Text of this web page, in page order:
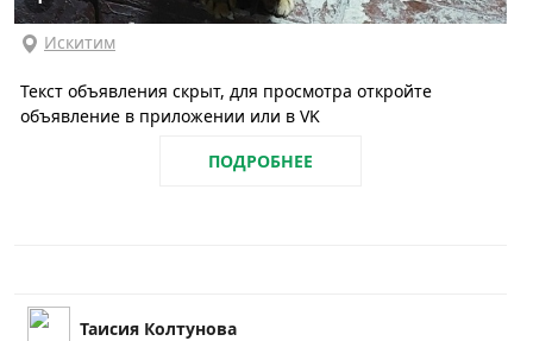
Искитим
Текст объявления скрыт, для просмотра откройте
объявление в приложении или в VK
ПОДРОБНЕЕ
Таисия Колтунова